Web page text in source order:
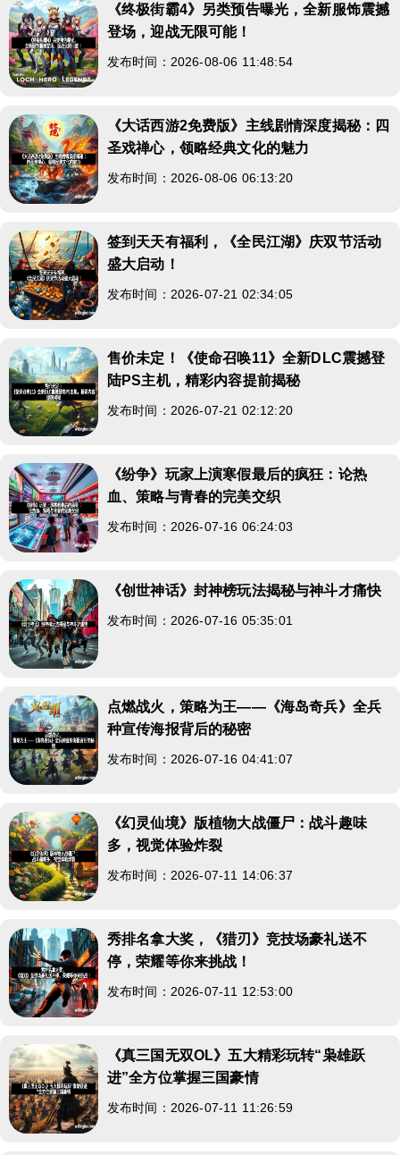
《终极街霸4》另类预告曝光，全新服饰震撼
登场，迎战无限可能！
发布时间：2026-08-06 11:48:54
《大话西游2免费版》主线剧情深度揭秘：四
圣戏禅心，领略经典文化的魅力
发布时间：2026-08-06 06:13:20
签到天天有福利，《全民江湖》庆双节活动
盛大启动！
发布时间：2026-07-21 02:34:05
售价未定！《使命召唤11》全新DLC震撼登
陆PS主机，精彩内容提前揭秘
发布时间：2026-07-21 02:12:20
《纷争》玩家上演寒假最后的疯狂：论热
血、策略与青春的完美交织
发布时间：2026-07-16 06:24:03
《创世神话》封神榜玩法揭秘与神斗才痛快
发布时间：2026-07-16 05:35:01
点燃战火，策略为王——《海岛奇兵》全兵
种宣传海报背后的秘密
发布时间：2026-07-16 04:41:07
《幻灵仙境》版植物大战僵尸：战斗趣味
多，视觉体验炸裂
发布时间：2026-07-11 14:06:37
秀排名拿大奖，《猎刃》竞技场豪礼送不
停，荣耀等你来挑战！
发布时间：2026-07-11 12:53:00
《真三国无双OL》五大精彩玩转“枭雄跃
进”全方位掌握三国豪情
发布时间：2026-07-11 11:26:59